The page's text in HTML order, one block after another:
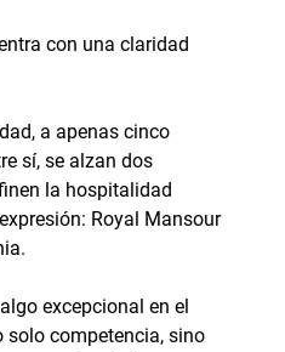
con una claridad
a apenas cinco
sí, se alzan dos
la hospitalidad
Royal Mansour
excepcional en el
competencia, sino